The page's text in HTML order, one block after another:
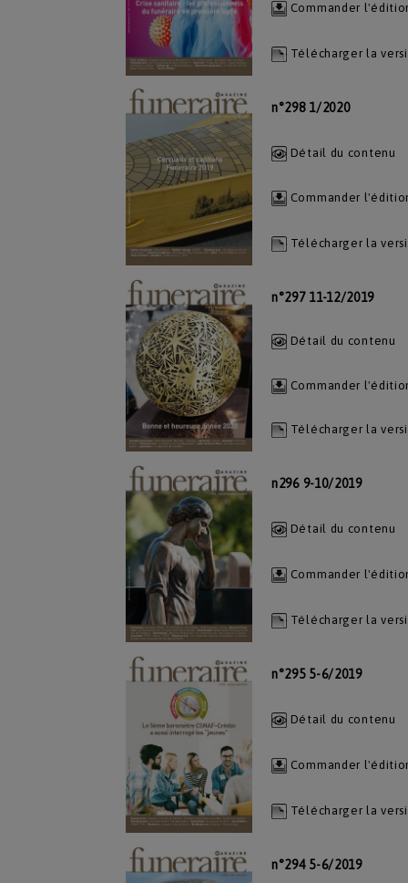
Commander
Télécharger la
n°298 1/2020
Détail du contenu
Commander
Télécharger la
n°297 11-12/2019
Détail du contenu
Commander
Télécharger la
n296 9-10/2019
Détail du contenu
Commander
Télécharger la
n°295 5-6/2019
Détail du contenu
Commander
Télécharger la
n°294 5-6/2019